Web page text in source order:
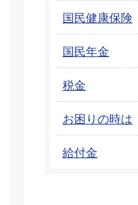
国民健康保険
国民年金
税金
お困りの時は
給付金